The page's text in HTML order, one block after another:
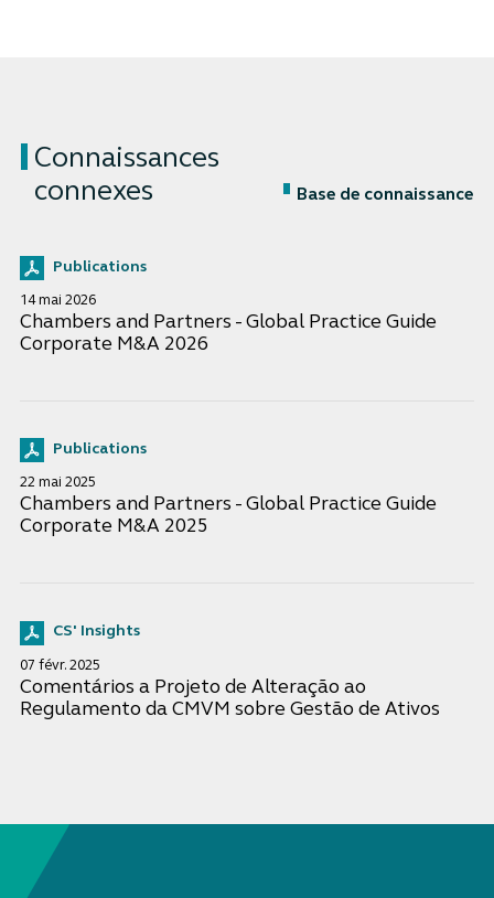
Connaissances
connexes
Base de connaissance
Publications
14 mai 2026
Chambers and Partners - Global Practice Guide
Corporate M&A 2026
Publications
22 mai 2025
Chambers and Partners - Global Practice Guide
Corporate M&A 2025
CS' Insights
07 févr. 2025
Comentários a Projeto de Alteração ao
Regulamento da CMVM sobre Gestão de Ativos